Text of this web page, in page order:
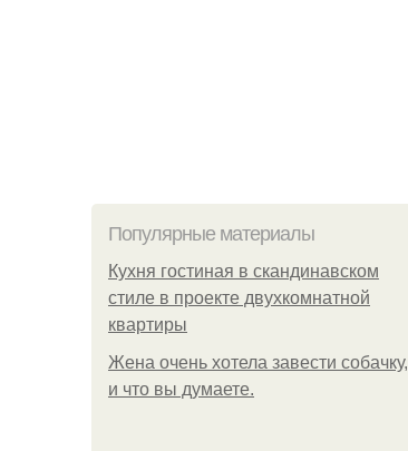
Популярные материалы
Кухня гостиная в скандинавском
стиле в проекте двухкомнатной
квартиры
Жена очень хотела завести собачку,
и что вы думаете.